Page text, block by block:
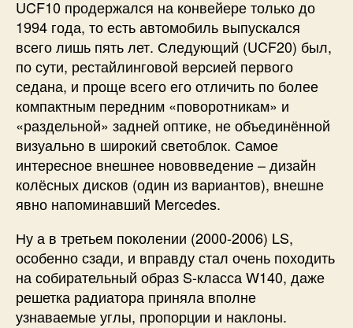
UCF10 продержался на конвейере только до
1994 года, то есть автомобиль выпускался
всего лишь пять лет. Следующий (UCF20) был,
по сути, рестайлинговой версией первого
седана, и проще всего его отличить по более
компактным передним «поворотникам» и
«раздельной» задней оптике, не объединённой
визуально в широкий светоблок. Самое
интересное внешнее нововведение – дизайн
колёсных дисков (один из вариантов), внешне
явно напоминавший Mercedes.
Ну а в третьем поколении (2000-2006) LS,
особенно сзади, и вправду стал очень походить
на собирательный образ S-класса W140, даже
решетка радиатора приняла вполне
узнаваемые углы, пропорции и наклоны.